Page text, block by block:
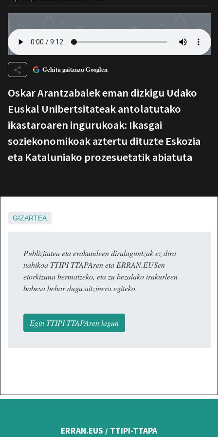
Gehitu gaitzazu Googlen
Oskar Arantzabalek eman dizkigu Udako
Euskal Unibertsitateak antolatutako
ikastaroaren ingurukoak: Ikasgai
soziekonomikoak aztertu dituzte Eskozia
eta Kataluniako prozesuetatik abiatuta
GIZARTEA
Publizitatea eta erakundeen dirulaguntzak ez dira
nahikoa TTIPI-TTAPAren eta ERRAN.EUSen
etorkizuna bermatzeko, eta zu bezalako irakurleen
babesa behar dugu aitzinera egiteko.
Egin TTIPI-TTAPAren lagun
ERRAN.EUS / TTIPI-TTAPA